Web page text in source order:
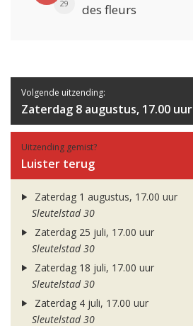
29 des fleurs
Volgende uitzending:
Zaterdag 8 augustus, 17.00 uur
Uitzending gemist?
Luister terug
Zaterdag 1 augustus, 17.00 uur
Sleutelstad 30
Zaterdag 25 juli, 17.00 uur
Sleutelstad 30
Zaterdag 18 juli, 17.00 uur
Sleutelstad 30
Zaterdag 4 juli, 17.00 uur
Sleutelstad 30